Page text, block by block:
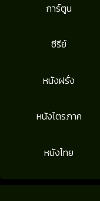
การ์ตูน
ซีรีย์
หนังฝรั่ง
หนังไตรภาค
หนังไทย